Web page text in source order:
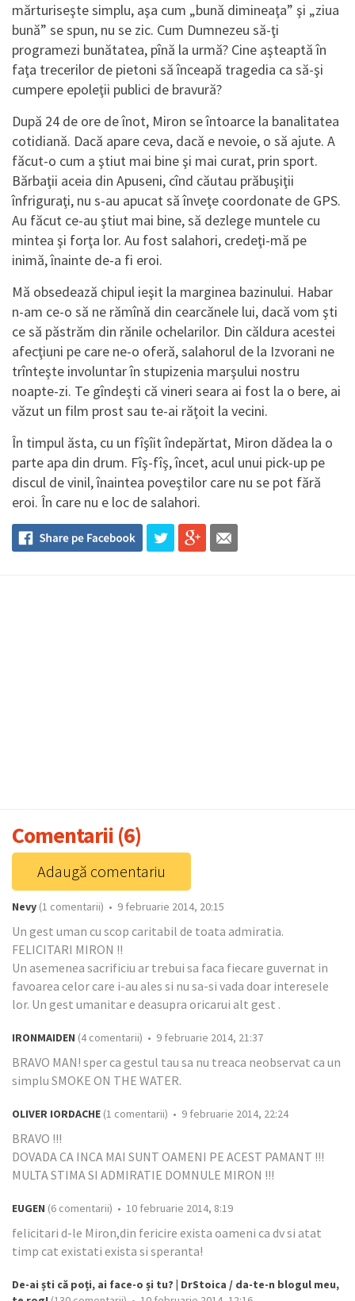
mărturiseşte simplu, aşa cum „bună dimineaţa” şi „ziua
bună” se spun, nu se zic. Cum Dumnezeu să-ţi
programezi bunătatea, pînă la urmă? Cine aşteaptă în
faţa trecerilor de pietoni să înceapă tragedia ca să-şi
cumpere epoleţii publici de bravură?
După 24 de ore de înot, Miron se întoarce la banalitatea
cotidiană. Dacă apare ceva, dacă e nevoie, o să ajute. A
făcut-o cum a ştiut mai bine şi mai curat, prin sport.
Bărbaţii aceia din Apuseni, cînd căutau prăbuşiţii
înfriguraţi, nu s-au apucat să înveţe coordonate de GPS.
Au făcut ce-au ştiut mai bine, să dezlege muntele cu
mintea şi forţa lor. Au fost salahori, credeţi-mă pe
inimă, înainte de-a fi eroi.
Mă obsedează chipul ieşit la marginea bazinului. Habar
n-am ce-o să ne rămînă din cearcănele lui, dacă vom şti
ce să păstrăm din rănile ochelarilor. Din căldura acestei
afecţiuni pe care ne-o oferă, salahorul de la Izvorani ne
trînteşte involuntar în stupizenia marşului nostru
noapte-zi. Te gîndeşti că vineri seara ai fost la o bere, ai
văzut un film prost sau te-ai răţoit la vecini.
În timpul ăsta, cu un fîşîit îndepărtat, Miron dădea la o
parte apa din drum. Fîş-fîş, încet, acul unui pick-up pe
discul de vinil, înaintea poveştilor care nu se pot fără
eroi. În care nu e loc de salahori.
Comentarii (6)
Adaugă comentariu
Nevy (1 comentarii) • 9 februarie 2014, 20:15
Un gest uman cu scop caritabil de toata admiratia.
FELICITARI MIRON !!
Un asemenea sacrificiu ar trebui sa faca fiecare guvernat in
favoarea celor care i-au ales si nu sa-si vada doar interesele
lor. Un gest umanitar e deasupra oricarui alt gest .
IRONMAIDEN (4 comentarii) • 9 februarie 2014, 21:37
BRAVO MAN! sper ca gestul tau sa nu treaca neobservat ca un
simplu SMOKE ON THE WATER.
OLIVER IORDACHE (1 comentarii) • 9 februarie 2014, 22:24
BRAVO !!!
DOVADA CA INCA MAI SUNT OAMENI PE ACEST PAMANT !!!
MULTA STIMA SI ADMIRATIE DOMNULE MIRON !!!
EUGEN (6 comentarii) • 10 februarie 2014, 8:19
felicitari d-le Miron,din fericire exista oameni ca dv si atat
timp cat existati exista si speranta!
De-ai ști că poți, ai face-o și tu? | DrStoica / da-te-n blogul meu,